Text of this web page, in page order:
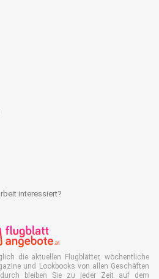
interessiert?
die aktuellen Flugblätter, wöchentliche
und Lookbooks von allen Geschäften
bleiben Sie zu jeder Zeit auf dem